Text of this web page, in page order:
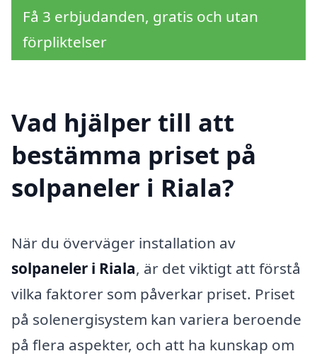
Få 3 erbjudanden, gratis och utan
förpliktelser
Vad hjälper till att
bestämma priset på
solpaneler i Riala?
När du överväger installation av
solpaneler i Riala, är det viktigt att förstå
vilka faktorer som påverkar priset. Priset
på solenergisystem kan variera beroende
på flera aspekter, och att ha kunskap om